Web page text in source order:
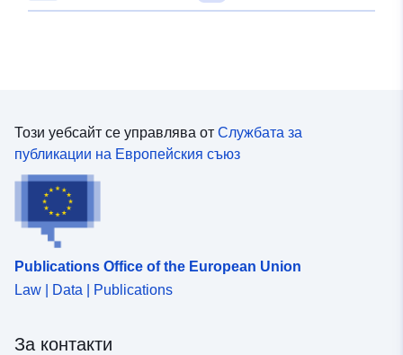
Този уебсайт се управлява от Службата за
публикации на Европейския съюз
Publications Office of the European Union
Law | Data | Publications
За контакти